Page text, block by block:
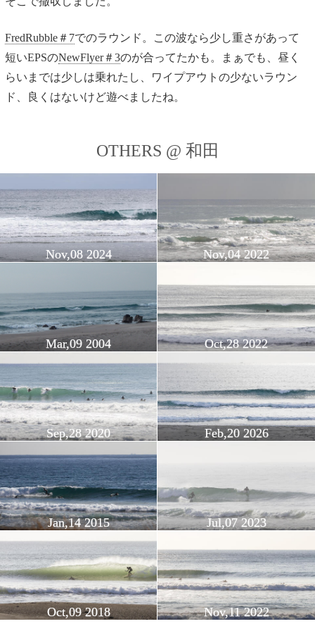
FredRubble＃7でのラウンド。この波なら少し重さがあって
短いEPSのNewFlyer＃3のが合ってたかも。まぁでも、昼く
らいまでは少しは乗れたし、ワイプアウトの少ないラウン
ド、良くはないけど遊べましたね。
OTHERS @ 和田
Nov,08 2024 Nov,04 2022
Mar,09 2004 Oct,28 2022
Sep,28 2020 Feb,20 2026
Jan,14 2015 Jul,07 2023
Oct,09 2018 Nov,11 2022